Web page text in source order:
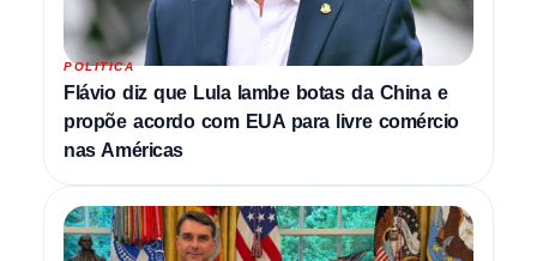
POLITICA
Flávio diz que Lula lambe botas da China e
propõe acordo com EUA para livre comércio
nas Américas